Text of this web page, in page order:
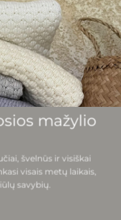
mažylio
švelnūs ir visiškai
visais metų laikais,
savybių.